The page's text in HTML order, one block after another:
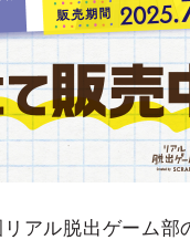
アル脱出ゲーム部